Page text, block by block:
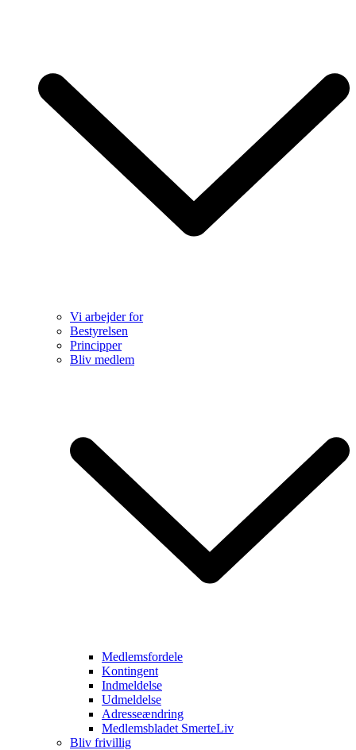
Vi arbejder for
Bestyrelsen
Principper
Bliv medlem
Medlemsfordele
Kontingent
Indmeldelse
Udmeldelse
Adresseændring
Medlemsbladet SmerteLiv
Bliv frivillig